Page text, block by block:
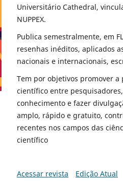
Universitário Cathedral,
NUPPEX.
Publica semestralmente, em
resenhas inéditos, aplicados
nacionais e internacionais,
Tem por objetivos promover
científico entre
conhecimento e fazer
amplo, rápido e gratuito,
recentes nos campos das
científico
Acessar revista Edição Atual